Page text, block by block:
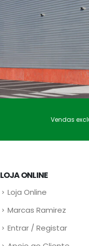
Vendas
LOJA ONLINE
Loja Online
Marcas Ramirez
Entrar / Registar